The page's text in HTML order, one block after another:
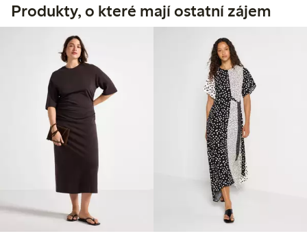
Produkty, o které mají ostatní zájem